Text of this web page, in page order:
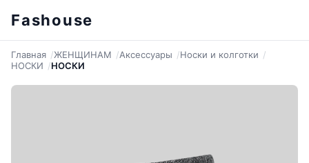
Fashouse
Главная ЖЕНЩИНАМ Аксессуары
Носки и колготки
НОСКИ
НОСКИ